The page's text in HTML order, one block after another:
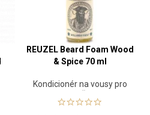
REUZEL Beard Foam Wood
& Spice 70 ml
Kondicionér na vousy pro
muže